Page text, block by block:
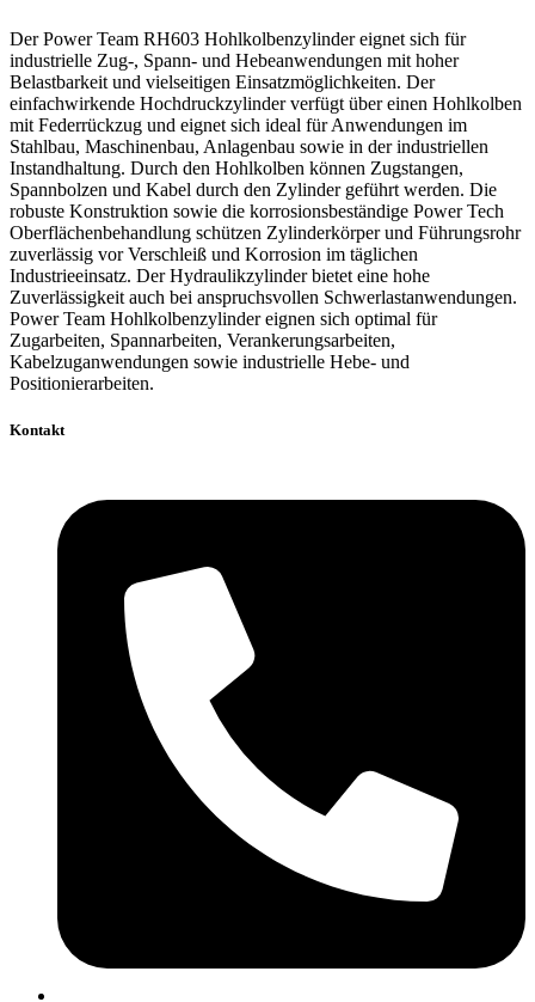
Der Power Team RH603 Hohlkolbenzylinder eignet sich für
industrielle Zug-, Spann- und Hebeanwendungen mit hoher
Belastbarkeit und vielseitigen Einsatzmöglichkeiten. Der
einfachwirkende Hochdruckzylinder verfügt über einen Hohlkolben
mit Federrückzug und eignet sich ideal für Anwendungen im
Stahlbau, Maschinenbau, Anlagenbau sowie in der industriellen
Instandhaltung. Durch den Hohlkolben können Zugstangen,
Spannbolzen und Kabel durch den Zylinder geführt werden. Die
robuste Konstruktion sowie die korrosionsbeständige Power Tech
Oberflächenbehandlung schützen Zylinderkörper und Führungsrohr
zuverlässig vor Verschleiß und Korrosion im täglichen
Industrieeinsatz. Der Hydraulikzylinder bietet eine hohe
Zuverlässigkeit auch bei anspruchsvollen Schwerlastanwendungen.
Power Team Hohlkolbenzylinder eignen sich optimal für
Zugarbeiten, Spannarbeiten, Verankerungsarbeiten,
Kabelzuganwendungen sowie industrielle Hebe- und
Positionierarbeiten.
Kontakt